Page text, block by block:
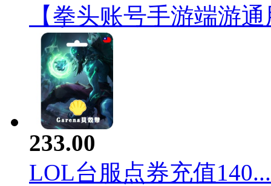
【拳头账号手游端游
233.00
LOL台服点券充值140...